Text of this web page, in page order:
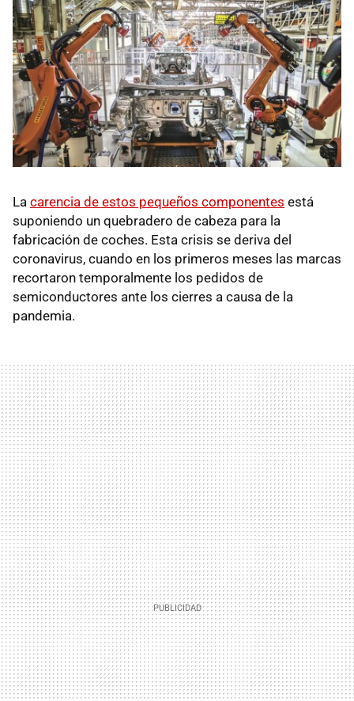
La carencia de estos pequeños componentes está
suponiendo un quebradero de cabeza para la
fabricación de coches. Esta crisis se deriva del
coronavirus, cuando en los primeros meses las marcas
recortaron temporalmente los pedidos de
semiconductores ante los cierres a causa de la
pandemia.